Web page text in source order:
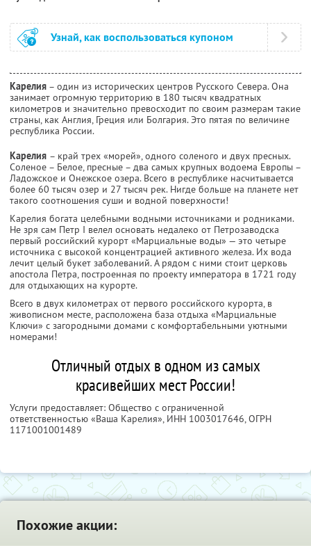
Узнай, как воспользоваться купоном
Карелия – один из исторических центров Русского Севера. Она
занимает огромную территорию в 180 тысяч квадратных
километров и значительно превосходит по своим размерам такие
страны, как Англия, Греция или Болгария. Это пятая по величине
республика России.
Карелия – край трех «морей», одного соленого и двух пресных.
Соленое – Белое, пресные – два самых крупных водоема Европы –
Ладожское и Онежское озера. Всего в республике насчитывается
более 60 тысяч озер и 27 тысяч рек. Нигде больше на планете нет
такого соотношения суши и водной поверхности!
Карелия богата целебными водными источниками и родниками.
Не зря сам Петр I велел основать недалеко от Петрозаводска
первый российский курорт «Марциальные воды» — это четыре
источника с высокой концентрацией активного железа. Их вода
лечит целый букет заболеваний. А рядом с ними стоит церковь
апостола Петра, построенная по проекту императора в 1721 году
для отдыхающих на курорте.
Всего в двух километрах от первого российского курорта, в
живописном месте, расположена база отдыха «Марциальные
Ключи» с загородными домами с комфортабельными уютными
номерами!
Отличный отдых в одном из самых
красивейших мест России!
Услуги предоставляет: Общество с ограниченной
ответственностью «Ваша Карелия», ИНН 1003017646, ОГРН
1171001001489
Похожие акции: